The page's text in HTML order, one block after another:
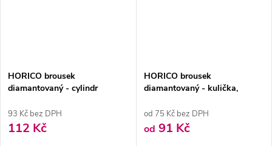
HORICO brousek
diamantovaný - cylindr
93 Kč bez DPH
112 Kč
HORICO brousek
diamantovaný - kulička,
od 75 Kč bez DPH
od 91 Kč